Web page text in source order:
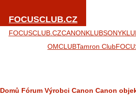
FOCUSCLUB.CZ
FOCUSCLUB.CZCANONKLUB
OMCLUBTamron Club
Drobečková
Domů Fórum Výrobci Canon Canon